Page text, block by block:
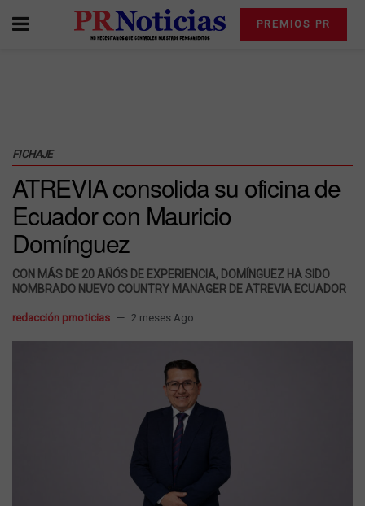
PREMIOS PR
FICHAJE
ATREVIA consolida su oficina de
Ecuador con Mauricio
Domínguez
CON MÁS DE 20 AÑÓS DE EXPERIENCIA, DOMÍNGUEZ HA SIDO
NOMBRADO NUEVO COUNTRY MANAGER DE ATREVIA ECUADOR
redacción prnoticias 2 meses Ago